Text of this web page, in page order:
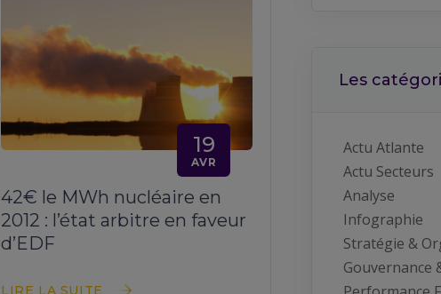
19
AVR
42€ le MWh nucléaire en
2012 : l’état arbitre en faveur
d’EDF
LIRE LA SUITE
Les
Actu Atlante
Actu Secteurs
Analyse
Infographie
Stratégie &
Gouvernance